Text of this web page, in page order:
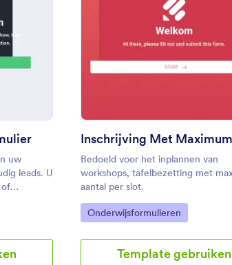
Mail Aanmeldingsformulier
uw
leads. U
of
Voorbeeld:
Bedoeld voor het inplannen van
workshops, tafelbezetting met
aantal per slot.
Go to Category:
Onderwijsformulieren
Template gebruiken